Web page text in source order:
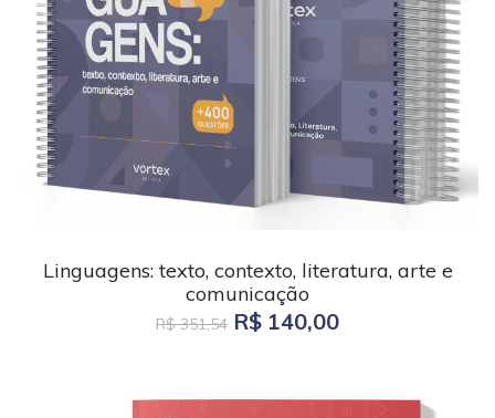
Linguagens: texto, contexto, literatura, arte e
comunicação
R$ 351,54 R$ 140,00